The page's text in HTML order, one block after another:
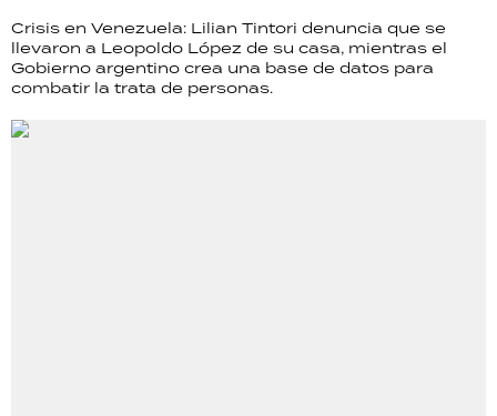
Crisis en Venezuela: Lilian Tintori denuncia que se
llevaron a Leopoldo López de su casa, mientras el
Gobierno argentino crea una base de datos para
combatir la trata de personas.